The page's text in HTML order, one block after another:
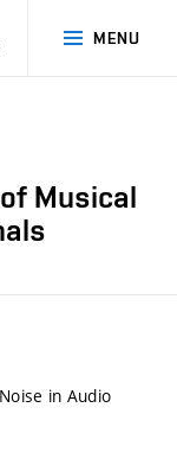
MENU
Musical
in Audio